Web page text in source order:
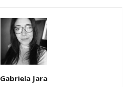
Gabriela Jara